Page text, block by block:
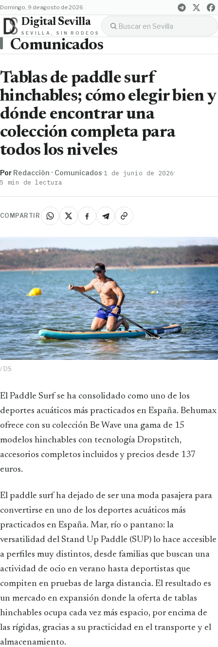
domingo, 9 de agosto de 2026
Digital Sevilla
SEVILLA, SIN RODEOS
Comunicados
Tablas de paddle surf
hinchables; cómo elegir bien y
dónde encontrar una
colección completa para
todos los niveles
Por Redacción · Comunicados·1 de junio de 2026·
5 min de lectura
COMPARTIR
/ DS
El Paddle Surf se ha consolidado como uno de los
deportes acuáticos más practicados en España. Behumax
ofrece con su colección Be Wave una gama de 15
modelos hinchables con tecnología Dropstitch,
accesorios completos incluidos y precios desde 137
euros.
El paddle surf ha dejado de ser una moda pasajera para
convertirse en uno de los deportes acuáticos más
practicados en España. Mar, río o pantano: la
versatilidad del Stand Up Paddle (SUP) lo hace accesible
a perfiles muy distintos, desde familias que buscan una
actividad de ocio en verano hasta deportistas que
compiten en pruebas de larga distancia. El resultado es
un mercado en expansión donde la oferta de tablas
hinchables ocupa cada vez más espacio, por encima de
las rígidas, gracias a su practicidad en el transporte y el
almacenamiento.